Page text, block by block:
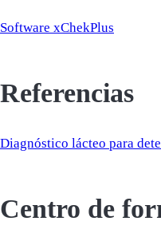
Software xChekPlus
Referencias
Diagnóstico lácteo para
Centro de